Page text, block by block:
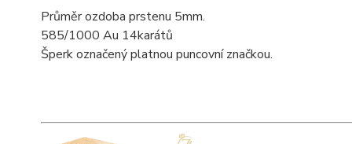
Průměr ozdoba prstenu 5mm.
585/1000 Au 14karátů
Šperk označený platnou puncovní značkou.